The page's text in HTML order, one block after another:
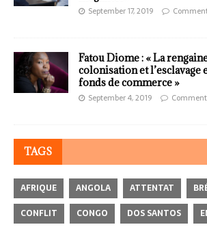
September 17, 2019
Fatou Diome : « La
colonisation et l’esclavage
fonds de commerce »
September 4, 2019
TAGS
AFRIQUE ANGOLA ATTENTAT
CONFLIT
CONGO DOS SANTOS